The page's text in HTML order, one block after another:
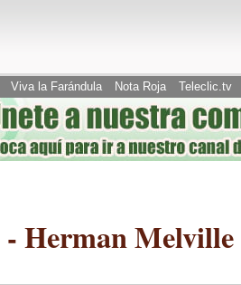
Viva la Farándula Nota Roja Teleclic.tv
- Herman Melville